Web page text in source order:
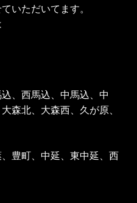
いただいてます。
、西馬込、中馬込、中
森北、大森西、久が原、
豊町、中延、東中延、西